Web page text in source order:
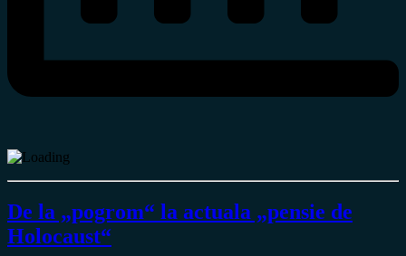
De la „pogrom“ la actuala „pensie de
Holocaust“